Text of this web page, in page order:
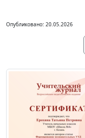
Опубликовано: 20.05.2026